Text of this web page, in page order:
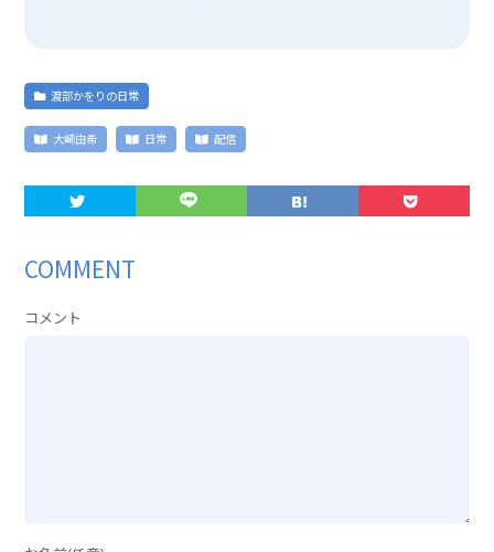
渡部かをりの日常
大崎由希 日常 配信
COMMENT
コメント